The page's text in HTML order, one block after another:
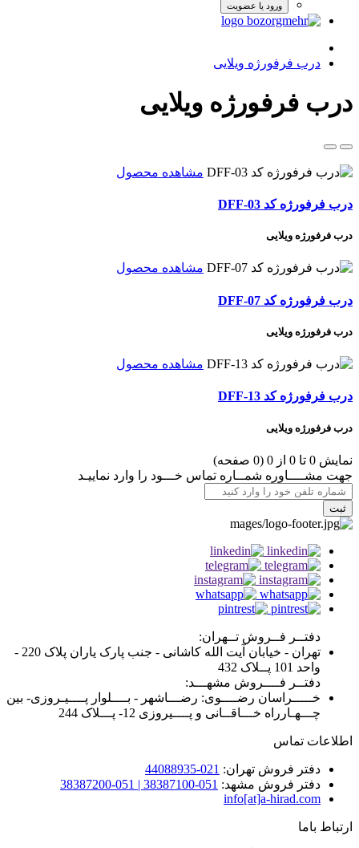
ورود یا عضویت
درب فرفورژه ویلایی
درب فرفورژه ویلایی
مشاهده محصول
درب فرفورژه کد DFF-03
درب فرفورژه ویلایی
مشاهده محصول
درب فرفورژه کد DFF-07
درب فرفورژه ویلایی
مشاهده محصول
درب فرفورژه کد DFF-13
درب فرفورژه ویلایی
نمايش 0 تا 0 از 0 (0 صفحه)
جهت مشــــاوره شمــاره تماس خـــود را وارد نماييـد
ثبت
دفتــر فــروش تــهران:
تهران - خیابان آیت الله کاشانی - جنب پارک یاران پلاک 220 -
واحد 101 پــلاک 432
دفتــر فــــروش مشهـــد:
خـــــراسان رضــــوی: رضـــاشهر - بــــلوار پــــیـروزی- بین
چـــهـارراه خـــاقــانی و پــــیروزی 12- پـــلاک 244
اطلاعات تماس
دفتر فروش تهران: 021-44088935
دفتر فروش مشهد: 051-38387100 | 051-38387200
info[at]a-hirad.com
ارتباط باما